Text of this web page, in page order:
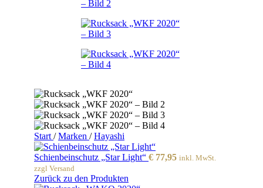
Start / Marken / Hayashi
Schienbeinschutz „Star Light“ € 77,95 inkl. MwSt.
zzgl Versand
Zurück zu den Produkten